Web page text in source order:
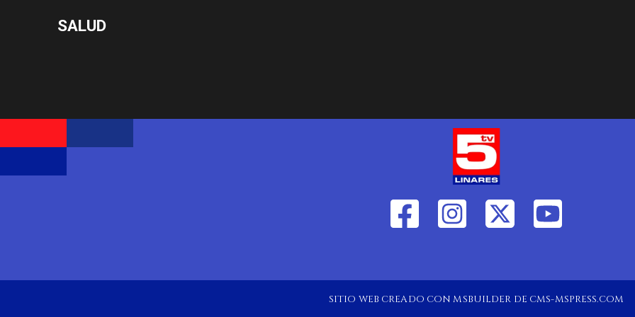
SALUD
SITIO WEB CREADO CON MSBUILDER DE CMS-MSPRESS.COM